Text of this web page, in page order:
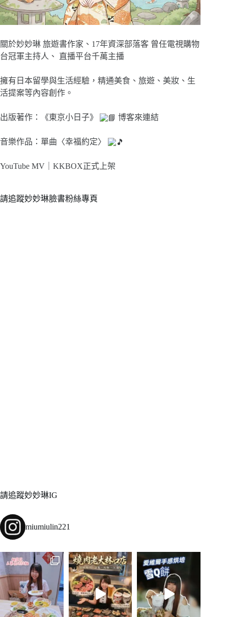
關於妙妙琳 旅遊書作家、17年資深部落客 曾任電視購物
台冠軍主持人、 直播平台千萬主播
擁有日本留學與生活經驗，精通美食、旅遊、美妝、生
活提案等內容創作。
出版著作：《東京小日子》 博客來連結
音樂作品：單曲〈幸福約定〉
YouTube MV｜ KKBOX正式上架
請追蹤妙妙琳臉書粉絲專頁
請追蹤妙妙琳IG
miumiulin221